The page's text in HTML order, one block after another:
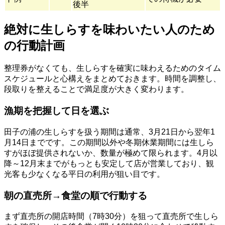
後半
絶対に生しらすを味わいたい人のため
の行動計画
整理券がなくても、生しらすを確実に味わえるためのタイム
スケジュールと心構えをまとめておきます。時間を調整し、
段取りを整えることで満足度が大きく変わります。
漁期を把握して日を選ぶ
田子の浦の生しらすを扱う期間は通常、3月21日から翌年1
月14日までです。この期間以外や冬期休業期間には生しら
すがほぼ提供されないか、数量が極めて限られます。4月以
降～12月末までがもっとも安定して店が営業しており、観
光客も少なくなる平日の利用が狙い目です。
朝の直売所→食堂の順で行動する
まず直売所の開店時間（7時30分）を狙って直売所で生しら